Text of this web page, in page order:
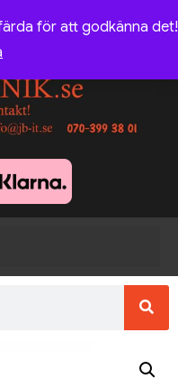
för att godkänna det!